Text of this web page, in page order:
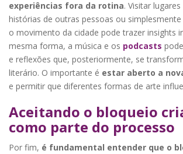
experiências fora da rotina. Visitar
histórias de outras pessoas ou
o movimento da cidade pode trazer insights
mesma forma, a música e os podcasts
e reflexões que, posteriormente, se
literário. O importante é estar aberto a
e permitir que diferentes formas de arte
Aceitando o bloqueio
como parte do processo
Por fim, é fundamental entender que o